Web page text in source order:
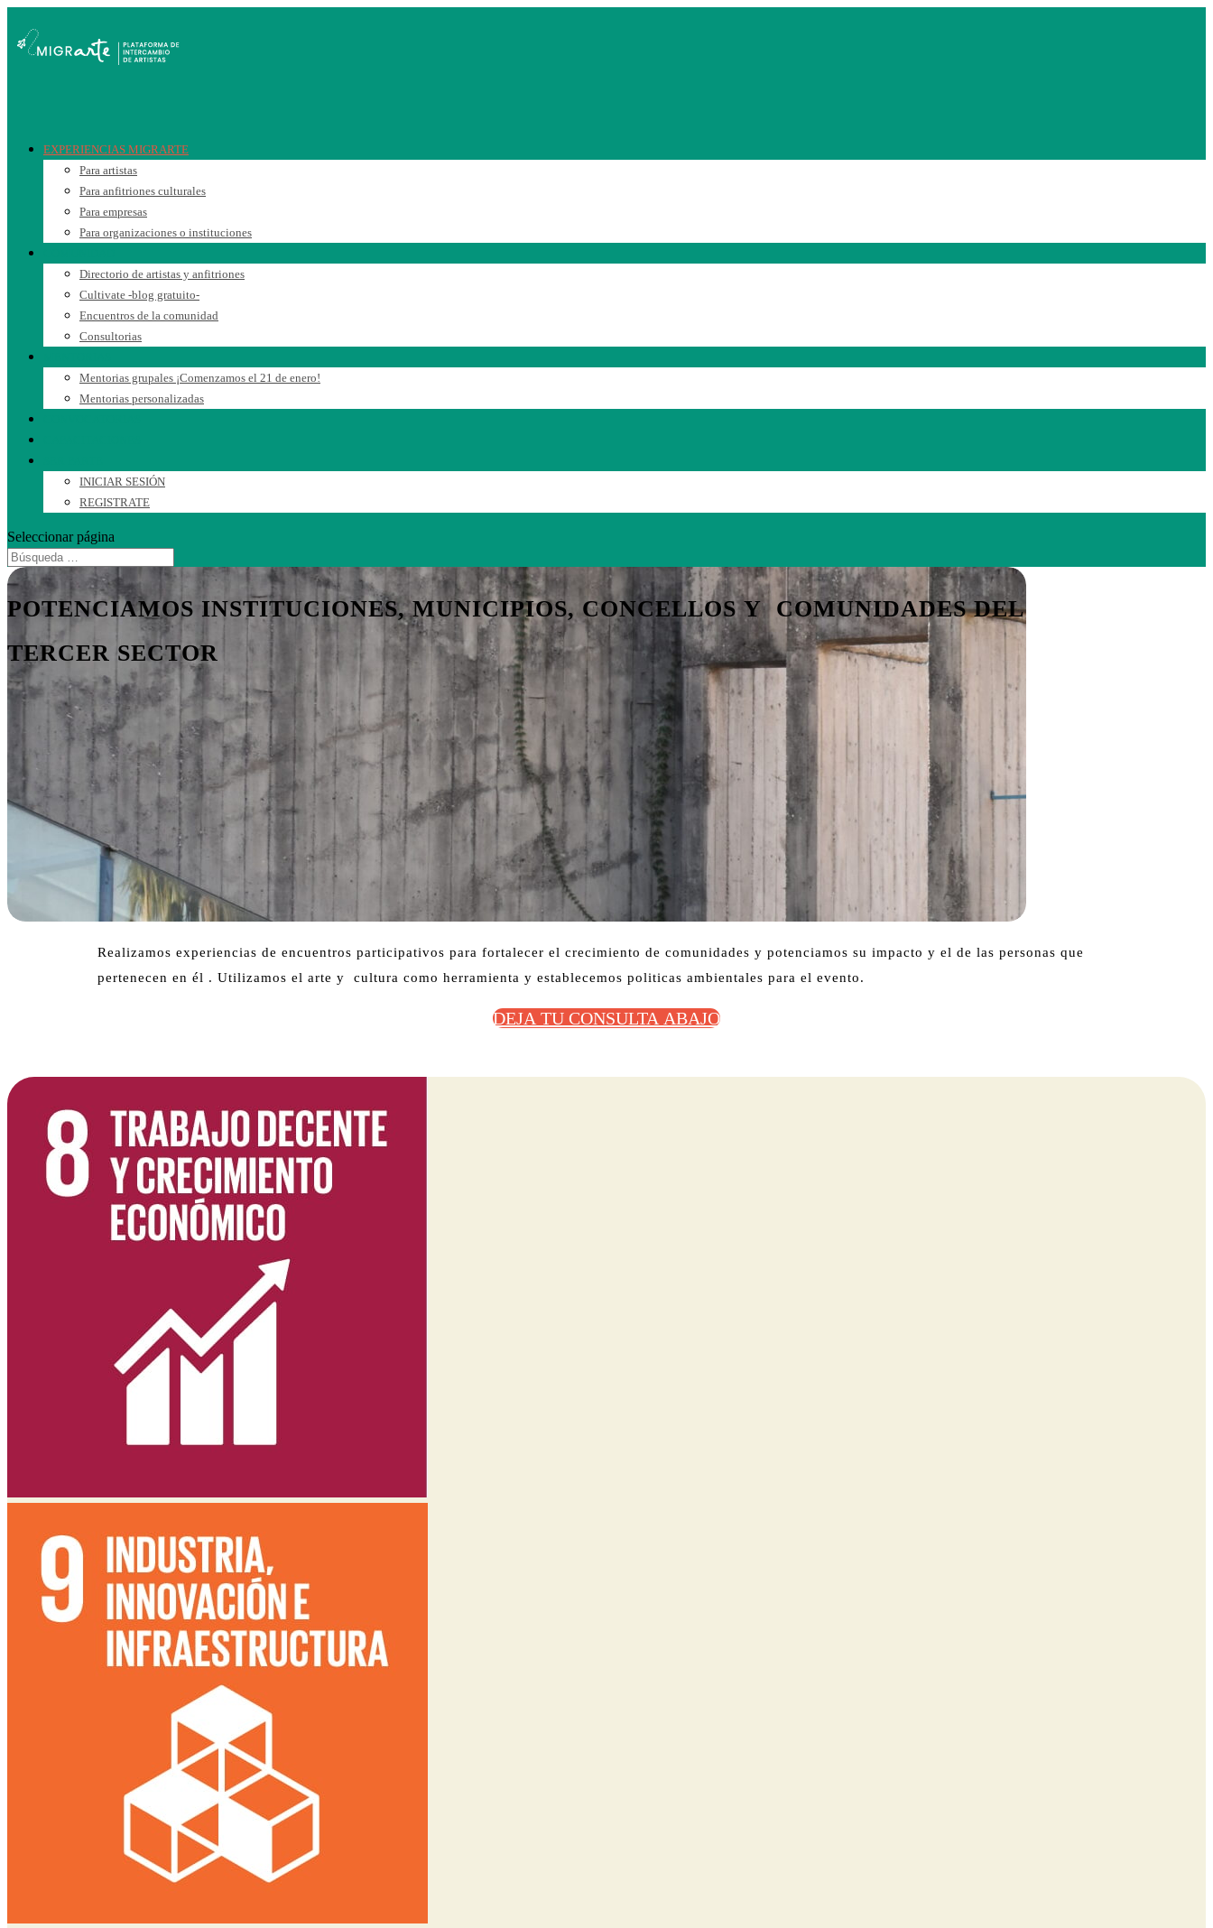
EXPERIENCIAS MIGRARTE
Para artistas
Para anfitriones culturales
Para empresas
Para organizaciones o instituciones
Directorio de artistas y anfitriones
Cultivate -blog gratuito-
Encuentros de la comunidad
Consultorias
Mentorias grupales ¡Comenzamos el 21 de enero!
Mentorias personalizadas
INICIAR SESIÓN
REGISTRATE
Seleccionar página
POTENCIAMOS INSTITUCIONES, MUNICIPIOS, CONCELLOS Y COMUNIDADES DEL
TERCER SECTOR
Realizamos experiencias de encuentros participativos para fortalecer el crecimiento de comunidades y potenciamos su impacto y el de las personas que
pertenecen en él . Utilizamos el arte y cultura como herramienta y establecemos politicas ambientales para el evento.
DEJA TU CONSULTA ABAJO